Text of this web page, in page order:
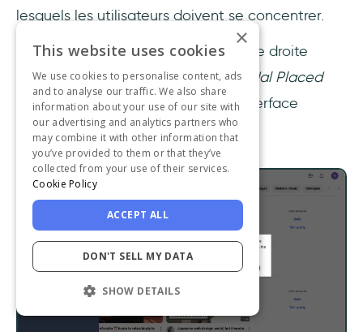
lesquels les utilisateurs doivent se concentrer.
Pour ce faire, allez dans la section de droite
d'UserGuiding, trouvez la partieModal Placed
On, et choisissez en fonction de l'interface
utilisateur.
×
This website uses cookies
We use cookies to personalise content, ads
and to analyse our traffic. We also share
information about your use of our site with
our advertising and analytics partners who
may combine it with other information that
you’ve provided to them or that they’ve
collected from your use of their services.
Cookie Policy
ACCEPT ALL
DON'T SELL MY DATA
SHOW DETAILS